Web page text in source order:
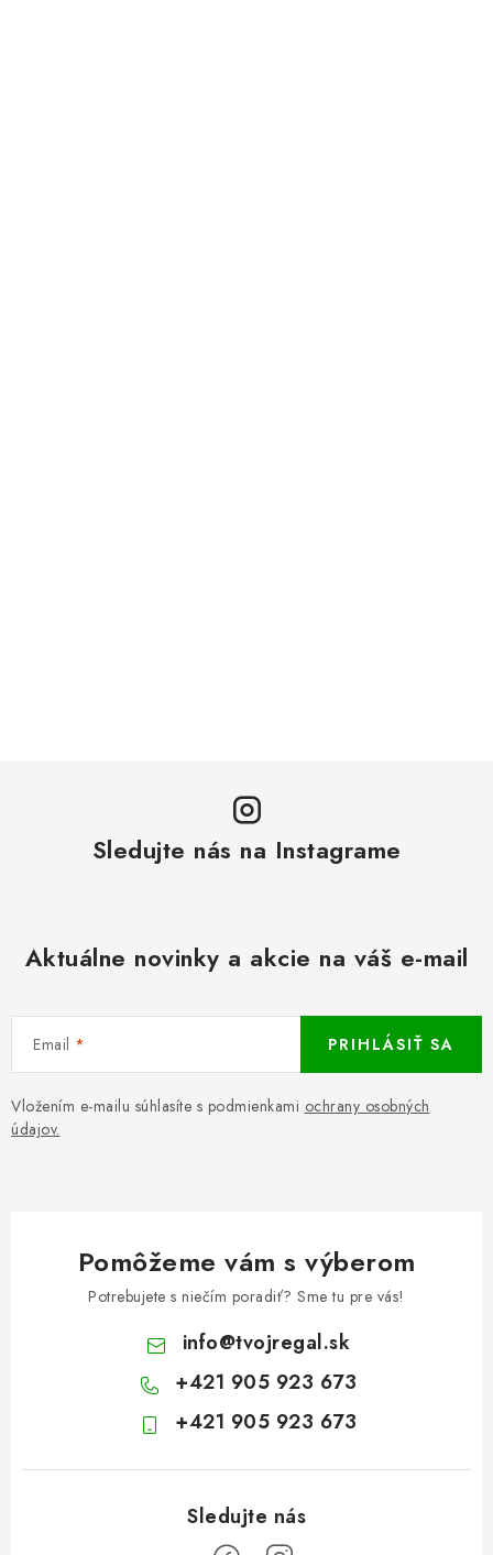
Sledujte nás na Instagrame
Aktuálne novinky a akcie na váš e-mail
Email
Vložením e-mailu súhlasíte s podmienkami ochrany osobných
údajov.
PRIHLÁSIŤ SA
Pomôžeme vám s výberom
Potrebujete s niečím poradiť? Sme tu pre vás!
info@tvojregal.sk
+421 905 923 673
+421 905 923 673